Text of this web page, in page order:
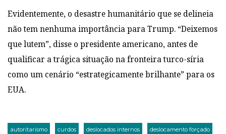
Evidentemente, o desastre humanitário que se delineia
não tem nenhuma importância para Trump. “Deixemos
que lutem”, disse o presidente americano, antes de
qualificar a trágica situação na fronteira turco-síria
como um cenário “estrategicamente brilhante” para os
EUA.
autoritarismo curdos deslocados internos deslocamento forçado